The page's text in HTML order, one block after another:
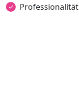
Professionalität